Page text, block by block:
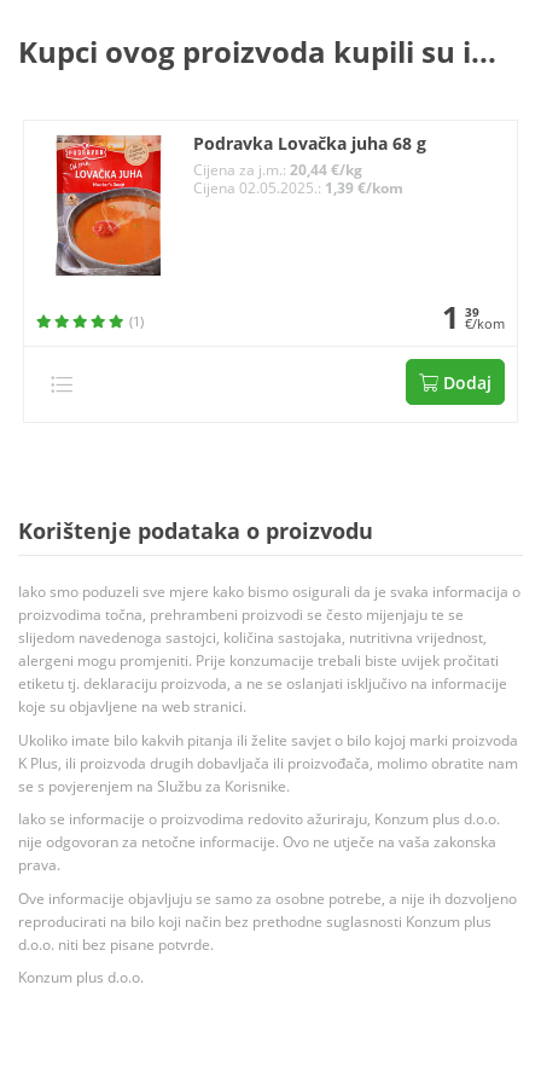
Kupci ovog proizvoda kupili su i...
Podravka Lovačka juha 68 g
Cijena za j.m.:20,44 €/kg
Cijena 02.05.2025.: 1,39 €/kom
(1) 1 39
€/kom
Dodaj
Korištenje podataka o proizvodu
Iako smo poduzeli sve mjere kako bismo osigurali da je svaka informacija o
proizvodima točna, prehrambeni proizvodi se često mijenjaju te se
slijedom navedenoga sastojci, količina sastojaka, nutritivna vrijednost,
alergeni mogu promjeniti. Prije konzumacije trebali biste uvijek pročitati
etiketu tj. deklaraciju proizvoda, a ne se oslanjati isključivo na informacije
koje su objavljene na web stranici.
Ukoliko imate bilo kakvih pitanja ili želite savjet o bilo kojoj marki proizvoda
K Plus, ili proizvoda drugih dobavljača ili proizvođača, molimo obratite nam
se s povjerenjem na Službu za Korisnike.
Iako se informacije o proizvodima redovito ažuriraju, Konzum plus d.o.o.
nije odgovoran za netočne informacije. Ovo ne utječe na vaša zakonska
prava.
Ove informacije objavljuju se samo za osobne potrebe, a nije ih dozvoljeno
reproducirati na bilo koji način bez prethodne suglasnosti Konzum plus
d.o.o. niti bez pisane potvrde.
Konzum plus d.o.o.